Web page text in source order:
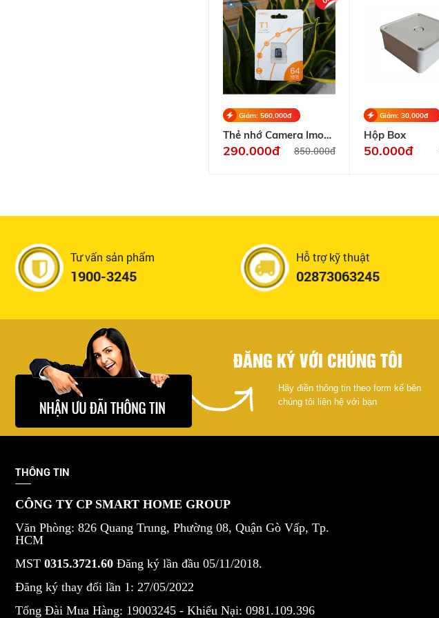
Giảm: 560,000đ
Thẻ nhớ Camera Imou
Micro SD 64GB ST3-
290.000đ 850.000đ
Giảm: 30,000đ
Hộp Box
50.000đ
Tư vấn sản phẩm
1900-3245
Hỗ trợ kỹ thuật
02873063245
ĐĂNG KÝ VỚI CHÚNG TÔI
Hãy điền thông tin theo form kế bên
chúng tôi liên hệ với bạn
THÔNG TIN
CÔNG TY CP SMART HOME GROUP
Văn Phòng: 826 Quang Trung, Phường 08, Quận Gò Vấp, Tp.
HCM
MST 0315.3721.60 Đăng ký lần đầu 05/11/2018.
Đăng ký thay đổi lần 1: 27/05/2022
Tổng Đài Mua Hàng: 19003245 - Khiếu Nại: 0981.109.396